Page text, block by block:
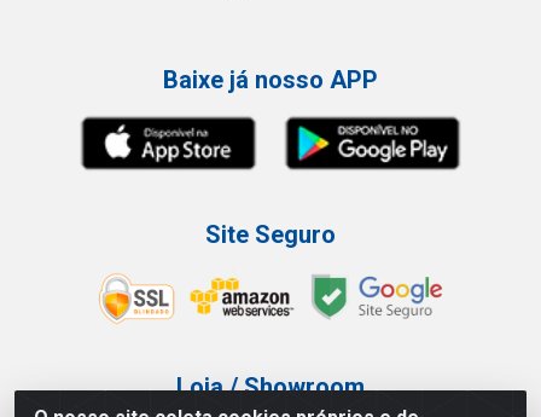
Baixe já nosso APP
Site Seguro
Loja / Showroom